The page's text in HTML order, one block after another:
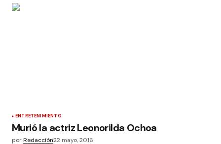
ENTRETENIMIENTO
Murió la actriz Leonorilda Ochoa
porRedacción22 mayo, 2016